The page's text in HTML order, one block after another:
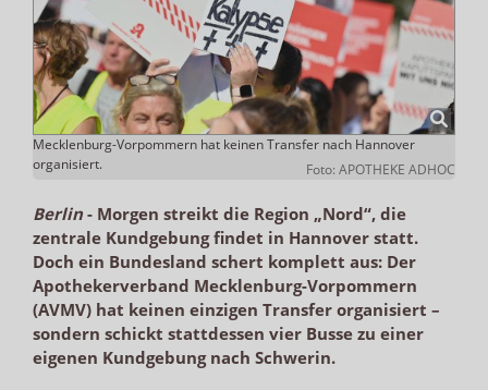
Mecklenburg-Vorpommern hat keinen Transfer nach Hannover
organisiert.
Foto: APOTHEKE ADHOC
Berlin- Morgen streikt die Region „Nord“, die
zentrale Kundgebung findet in Hannover statt.
Doch ein Bundesland schert komplett aus: Der
Apothekerverband Mecklenburg-Vorpommern
(AVMV) hat keinen einzigen Transfer organisiert –
sondern schickt stattdessen vier Busse zu einer
eigenen Kundgebung nach Schwerin.